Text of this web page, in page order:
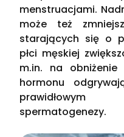
menstruacjami.
może też
starających się o
płci męskiej
m.in. na
hormonu
prawidłowym
spermatogenezy.